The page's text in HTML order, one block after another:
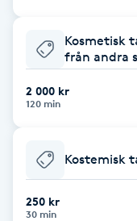
BIAB
Blowout
Kosmetisk
från andra
2 000 kr
120 min
Kostemisk
250 kr
30 min